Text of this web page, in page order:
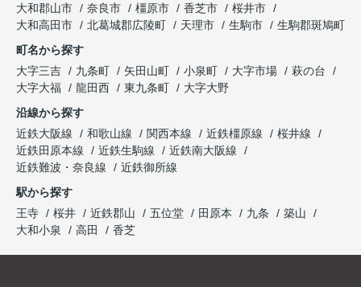
大和郡山市
奈良市 橿原市 香芝市
桜井市
大和高田市
北葛城郡広陵町 天理市 生駒市
生駒郡斑鳩町
町名から探す
大字三吉
九条町 矢田山町 小泉町 大字市場
萩の台
大字大福
龍田西 東九条町
大字大野
沿線から探す
近鉄大阪線
和歌山線 関西本線 近鉄橿原線
桜井線
近鉄田原本線
近鉄生駒線
近鉄南大阪線
近鉄難波・奈良線
近鉄御所線
駅から探す
王寺
桜井 近鉄郡山 五位堂 田原本 九条
築山
大和小泉
高田 香芝